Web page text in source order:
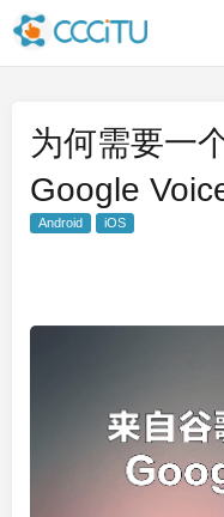
为何需要一
Google
Android iOS